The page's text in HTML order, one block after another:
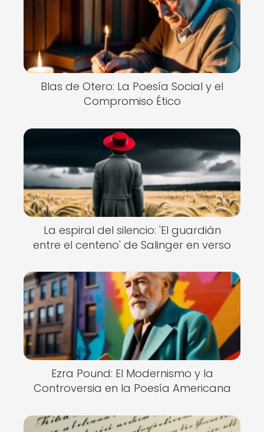
Blas de Otero: La Poesía Social y el
Compromiso Ético
La espiral del silencio: 'El guardián
entre el centeno' de Salinger en verso
Ezra Pound: El Modernismo y la
Controversia en la Poesía Americana